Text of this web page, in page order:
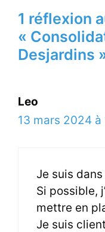
r
i
e
1 réflexion
«
Desjardins
Leo
13 mars 2024 à
Je suis
Si possible,
mettre en
Je suis